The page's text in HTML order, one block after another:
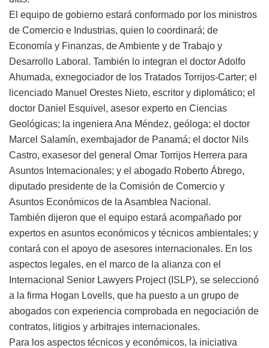
El equipo de gobierno estará conformado por los ministros
de Comercio e Industrias, quien lo coordinará; de
Economía y Finanzas, de Ambiente y de Trabajo y
Desarrollo Laboral. También lo integran el doctor Adolfo
Ahumada, exnegociador de los Tratados Torrijos-Carter; el
licenciado Manuel Orestes Nieto, escritor y diplomático; el
doctor Daniel Esquivel, asesor experto en Ciencias
Geológicas; la ingeniera Ana Méndez, geóloga; el doctor
Marcel Salamín, exembajador de Panamá; el doctor Nils
Castro, exasesor del general Omar Torrijos Herrera para
Asuntos Internacionales; y el abogado Roberto Ábrego,
diputado presidente de la Comisión de Comercio y
Asuntos Económicos de la Asamblea Nacional.
También dijeron que el equipo estará acompañado por
expertos en asuntos económicos y técnicos ambientales; y
contará con el apoyo de asesores internacionales. En los
aspectos legales, en el marco de la alianza con el
Internacional Senior Lawyers Project (ISLP), se seleccionó
a la firma Hogan Lovells, que ha puesto a un grupo de
abogados con experiencia comprobada en negociación de
contratos, litigios y arbitrajes internacionales.
Para los aspectos técnicos y económicos, la iniciativa